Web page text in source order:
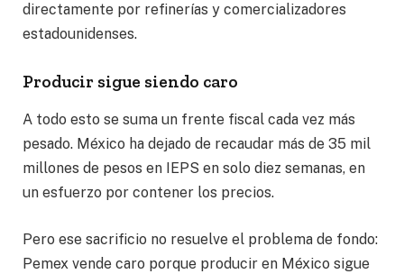
directamente por refinerías y comercializadores
estadounidenses.
Producir sigue siendo caro
A todo esto se suma un frente fiscal cada vez más
pesado. México ha dejado de recaudar más de 35 mil
millones de pesos en IEPS en solo diez semanas, en
un esfuerzo por contener los precios.
Pero ese sacrificio no resuelve el problema de fondo:
Pemex vende caro porque producir en México sigue